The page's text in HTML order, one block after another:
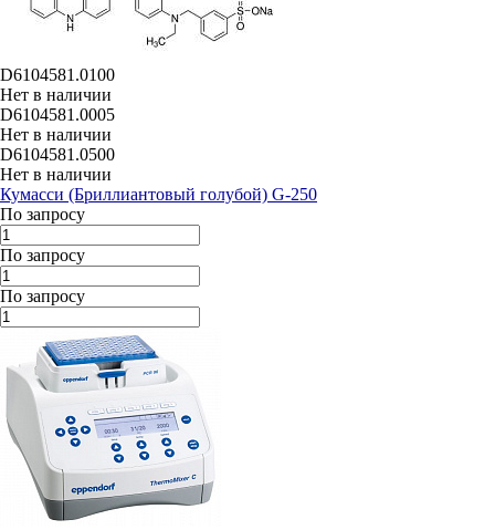
D6104581.0100
Нет в наличии
D6104581.0005
Нет в наличии
D6104581.0500
Нет в наличии
Кумасси (Бриллиантовый голубой) G-250
По запросу
По запросу
По запросу